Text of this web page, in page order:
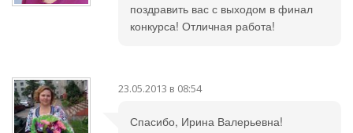
поздравить вас с выходом в финал
конкурса! Отличная работа!
23.05.2013 в 08:54
Спасибо, Ирина Валерьевна!